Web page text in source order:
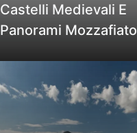
Castelli Medievali E
Panorami Mozzafiato